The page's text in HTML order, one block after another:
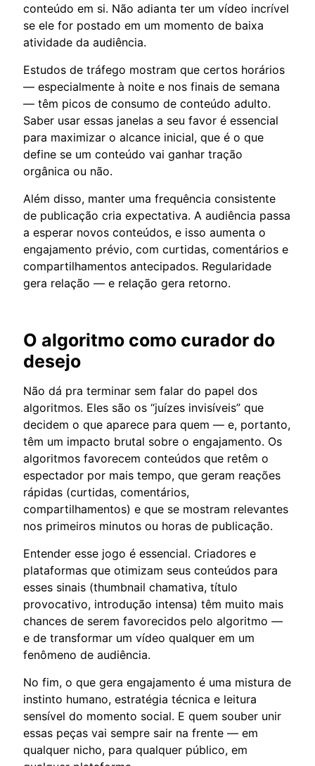
conteúdo em si. Não adianta ter um vídeo incrível
se ele for postado em um momento de baixa
atividade da audiência.
Estudos de tráfego mostram que certos horários
— especialmente à noite e nos finais de semana
— têm picos de consumo de conteúdo adulto.
Saber usar essas janelas a seu favor é essencial
para maximizar o alcance inicial, que é o que
define se um conteúdo vai ganhar tração
orgânica ou não.
Além disso, manter uma frequência consistente
de publicação cria expectativa. A audiência passa
a esperar novos conteúdos, e isso aumenta o
engajamento prévio, com curtidas, comentários e
compartilhamentos antecipados. Regularidade
gera relação — e relação gera retorno.
O algoritmo como curador do
desejo
Não dá pra terminar sem falar do papel dos
algoritmos. Eles são os “juízes invisíveis” que
decidem o que aparece para quem — e, portanto,
têm um impacto brutal sobre o engajamento. Os
algoritmos favorecem conteúdos que retêm o
espectador por mais tempo, que geram reações
rápidas (curtidas, comentários,
compartilhamentos) e que se mostram relevantes
nos primeiros minutos ou horas de publicação.
Entender esse jogo é essencial. Criadores e
plataformas que otimizam seus conteúdos para
esses sinais (thumbnail chamativa, título
provocativo, introdução intensa) têm muito mais
chances de serem favorecidos pelo algoritmo —
e de transformar um vídeo qualquer em um
fenômeno de audiência.
No fim, o que gera engajamento é uma mistura de
instinto humano, estratégia técnica e leitura
sensível do momento social. E quem souber unir
essas peças vai sempre sair na frente — em
qualquer nicho, para qualquer público, em